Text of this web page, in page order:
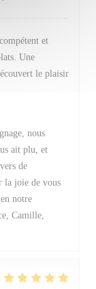
et
Une
le plaisir
nous
ait plu, et
de
la joie de vous
notre
Camille,